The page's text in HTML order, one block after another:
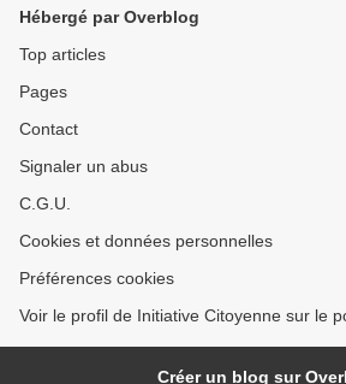
Hébergé par Overblog
Top articles
Pages
Contact
Signaler un abus
C.G.U.
Cookies et données personnelles
Préférences cookies
Voir le profil de Initiative Citoyenne sur le
Créer un blog sur